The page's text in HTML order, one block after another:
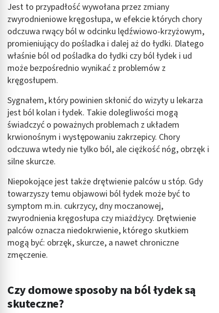
Jest to przypadłość wywołana przez zmiany
zwyrodnieniowe kręgosłupa, w efekcie których chory
odczuwa rwący ból w odcinku lędźwiowo-krzyżowym,
promieniujący do pośladka i dalej aż do łydki. Dlatego
właśnie ból od pośladka do łydki czy ból łydek i ud
może bezpośrednio wynikać z problemów z
kręgosłupem.
Sygnałem, który powinien skłonić do wizyty u lekarza
jest ból kolan i łydek. Takie dolegliwości mogą
świadczyć o poważnych problemach z układem
krwionośnym i występowaniu zakrzepicy. Chory
odczuwa wtedy nie tylko ból, ale ciężkość nóg, obrzęk i
silne skurcze.
Niepokojące jest także drętwienie palców u stóp. Gdy
towarzyszy temu objawowi ból łydek może być to
symptom m.in. cukrzycy, dny moczanowej,
zwyrodnienia kręgosłupa czy miażdżycy. Drętwienie
palców oznacza niedokrwienie, którego skutkiem
mogą być: obrzęk, skurcze, a nawet chroniczne
zmęczenie.
Czy domowe sposoby na ból łydek są
skuteczne?